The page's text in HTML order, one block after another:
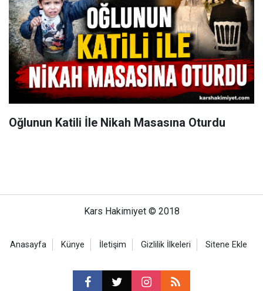
Oğlunun Katili İle Nikah Masasına Oturdu
Kars Hakimiyet © 2018
Anasayfa Künye İletişim Gizlilik İlkeleri Sitene Ekle